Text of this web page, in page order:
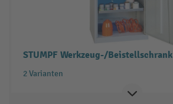
STUMPF Werkzeug-/Beistellschrank
2 Varianten